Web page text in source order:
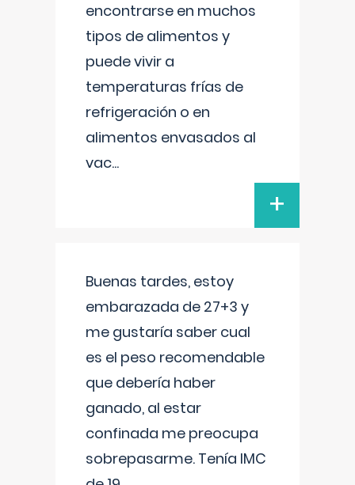
encontrarse en muchos
tipos de alimentos y
puede vivir a
temperaturas frías de
refrigeración o en
alimentos envasados al
vac...
+
Buenas tardes, estoy
embarazada de 27+3 y
me gustaría saber cual
es el peso recomendable
que debería haber
ganado, al estar
confinada me preocupa
sobrepasarme. Tenía IMC